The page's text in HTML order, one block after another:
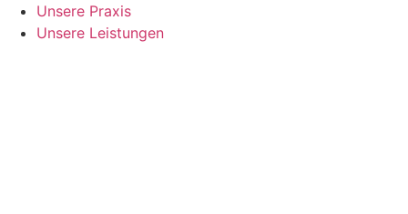
Unsere Praxis
Unsere Leistungen